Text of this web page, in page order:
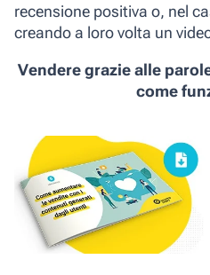
recensione positiva o, nel
creando a loro volta un
Vendere grazie alle
come